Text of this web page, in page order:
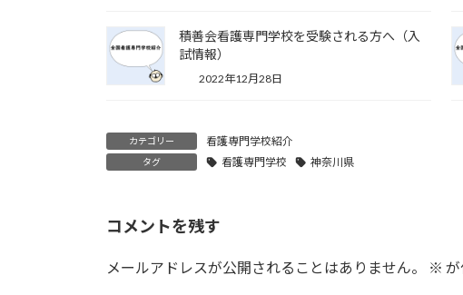
積善会看護専門学校を受験される方へ（入
試情報）
2022年12月28日
カテゴリー 看護専門学校紹介
タグ 看護専門学校 神奈川県
コメントを残す
メールアドレスが公開されることはありません。 ※